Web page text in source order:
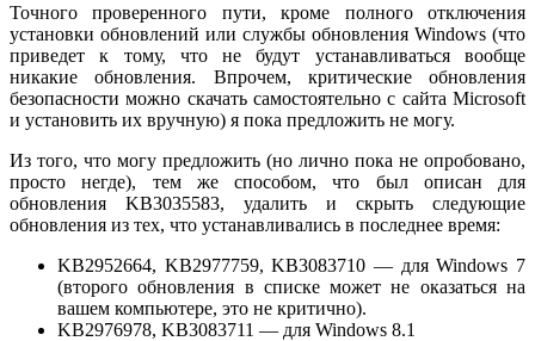
Точного проверенного пути, кроме полного отключения
установки обновлений или службы обновления Windows (что
приведет к тому, что не будут устанавливаться вообще
никакие обновления. Впрочем, критические обновления
безопасности можно скачать самостоятельно с сайта Microsoft
и установить их вручную) я пока предложить не могу.
Из того, что могу предложить (но лично пока не опробовано,
просто негде), тем же способом, что был описан для
обновления KB3035583, удалить и скрыть следующие
обновления из тех, что устанавливались в последнее время:
KB2952664, KB2977759, KB3083710 — для Windows 7
(второго обновления в списке может не оказаться на
вашем компьютере, это не критично).
KB2976978, KB3083711 — для Windows 8.1